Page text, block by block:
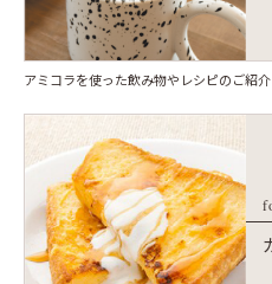
アミコラを使った飲み物やレシピのご紹介